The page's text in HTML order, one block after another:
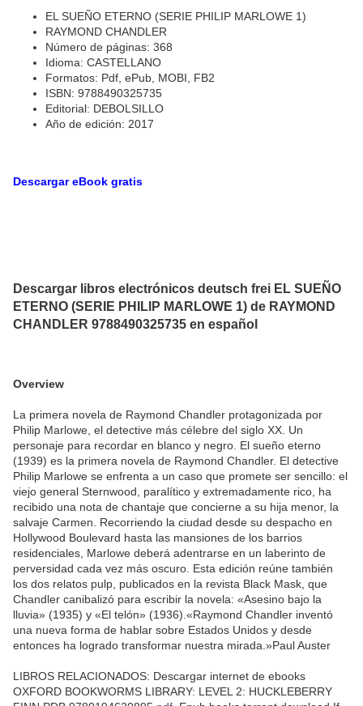
EL SUEÑO ETERNO (SERIE PHILIP MARLOWE 1)
RAYMOND CHANDLER
Número de páginas: 368
Idioma: CASTELLANO
Formatos: Pdf, ePub, MOBI, FB2
ISBN: 9788490325735
Editorial: DEBOLSILLO
Año de edición: 2017
Descargar eBook gratis
Descargar libros electrónicos deutsch frei EL SUEÑO
ETERNO (SERIE PHILIP MARLOWE 1) de RAYMOND
CHANDLER 9788490325735 en español
Overview
La primera novela de Raymond Chandler protagonizada por
Philip Marlowe, el detective más célebre del siglo XX. Un
personaje para recordar en blanco y negro. El sueño eterno
(1939) es la primera novela de Raymond Chandler. El detective
Philip Marlowe se enfrenta a un caso que promete ser sencillo: el
viejo general Sternwood, paralítico y extremadamente rico, ha
recibido una nota de chantaje que concierne a su hija menor, la
salvaje Carmen. Recorriendo la ciudad desde su despacho en
Hollywood Boulevard hasta las mansiones de los barrios
residenciales, Marlowe deberá adentrarse en un laberinto de
perversidad cada vez más oscuro. Esta edición reúne también
los dos relatos pulp, publicados en la revista Black Mask, que
Chandler canibalizó para escribir la novela: «Asesino bajo la
lluvia» (1935) y «El telón» (1936).«Raymond Chandler inventó
una nueva forma de hablar sobre Estados Unidos y desde
entonces ha logrado transformar nuestra mirada.»Paul Auster
LIBROS RELACIONADOS: Descargar internet de ebooks
OXFORD BOOKWORMS LIBRARY: LEVEL 2: HUCKLEBERRY